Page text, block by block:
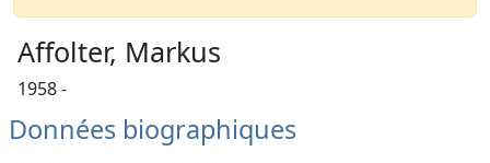
Affolter, Markus
1958 -
Données biographiques